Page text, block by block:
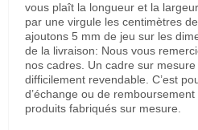
vous plaît la longueur et la
par une virgule les centimètres
ajoutons 5 mm de jeu sur les
de la livraison: Nous vous
nos cadres. Un cadre sur
difficilement revendable. C’est
d’échange ou de
produits fabriqués sur mesure.